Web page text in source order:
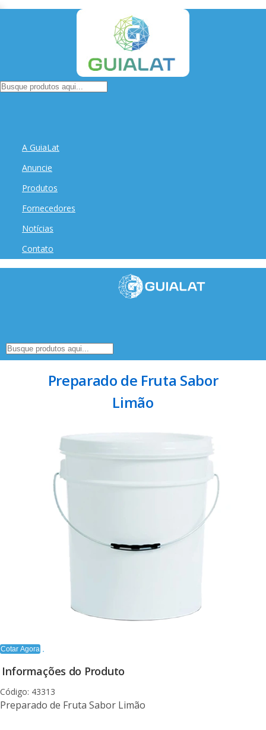
A GuiaLat
Anuncie
Produtos
Fornecedores
Notícias
Contato
Preparado de Fruta Sabor
Limão
Cotar Agora
Informações do Produto
Código: 43313
Preparado de Fruta Sabor Limão